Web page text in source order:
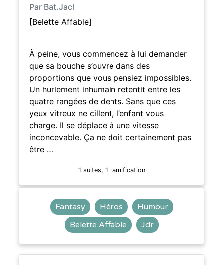
Par Bat.Jacl
[Belette Affable]
À peine, vous commencez à lui demander
que sa bouche s’ouvre dans des
proportions que vous pensiez impossibles.
Un hurlement inhumain retentit entre les
quatre rangées de dents. Sans que ces
yeux vitreux ne cillent, l’enfant vous
charge. Il se déplace à une vitesse
inconcevable. Ça ne doit certainement pas
être …
1 suites, 1 ramification
Fantasy Héros
Humour
Belette Affable
Jdr